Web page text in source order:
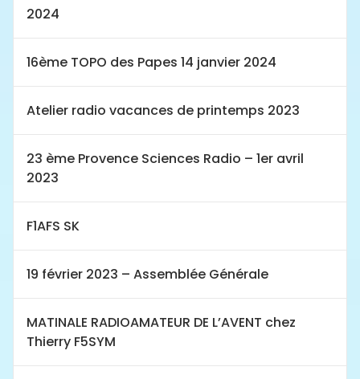
2024
16ème TOPO des Papes 14 janvier 2024
Atelier radio vacances de printemps 2023
23 ème Provence Sciences Radio – 1er avril
2023
F1AFS SK
19 février 2023 – Assemblée Générale
MATINALE RADIOAMATEUR DE L’AVENT chez
Thierry F5SYM